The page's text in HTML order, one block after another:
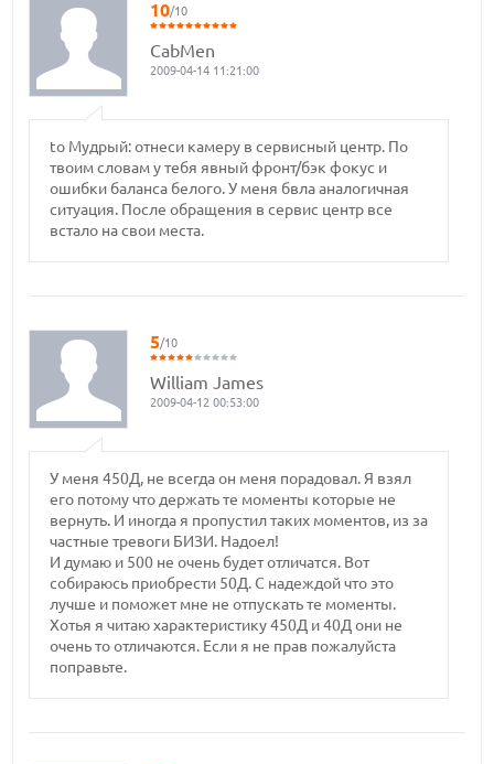
10/10
CabMen
2009-04-14 11:21:00
to Мудрый: отнеси камеру в сервисный центр. По
твоим словам у тебя явный фронт/бэк фокус и
ошибки баланса белого. У меня бвла аналогичная
ситуация. После обращения в сервис центр все
встало на свои места.
5/10
William James
2009-04-12 00:53:00
У меня 450Д, не всегда он меня порадовал. Я взял
его потому что держать те моменты которые не
вернуть. И иногда я пропустил таких моментов, из за
частные тревоги БИЗИ. Надоел!
И думаю и 500 не очень будет отличатся. Вот
собираюсь приобрести 50Д. С надеждой что это
лучше и поможет мне не отпускать те моменты.
Хотья я читаю характеристику 450Д и 40Д они не
очень то отличаются. Если я не прав пожалуйста
поправьте.